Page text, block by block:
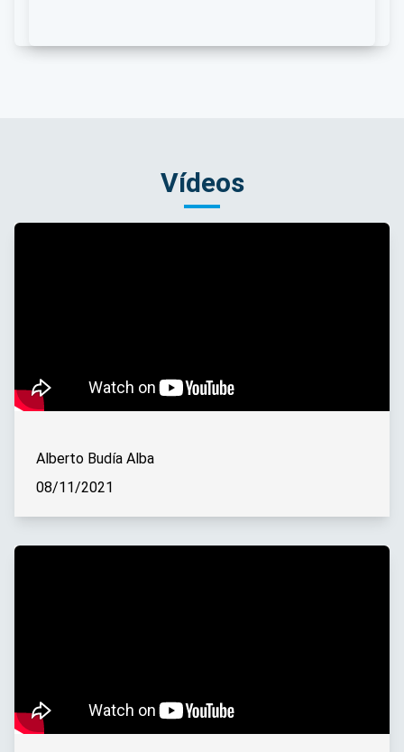
Vídeos
Alberto Budía Alba
08/11/2021